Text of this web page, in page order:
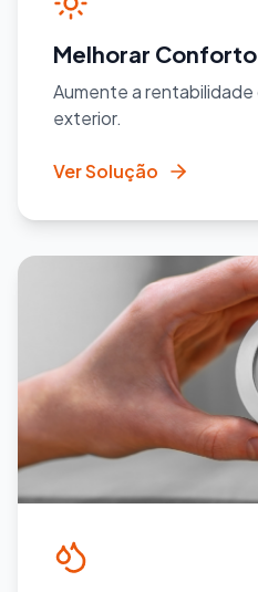
Melhorar
Aumente a
exterior.
Ver Solução